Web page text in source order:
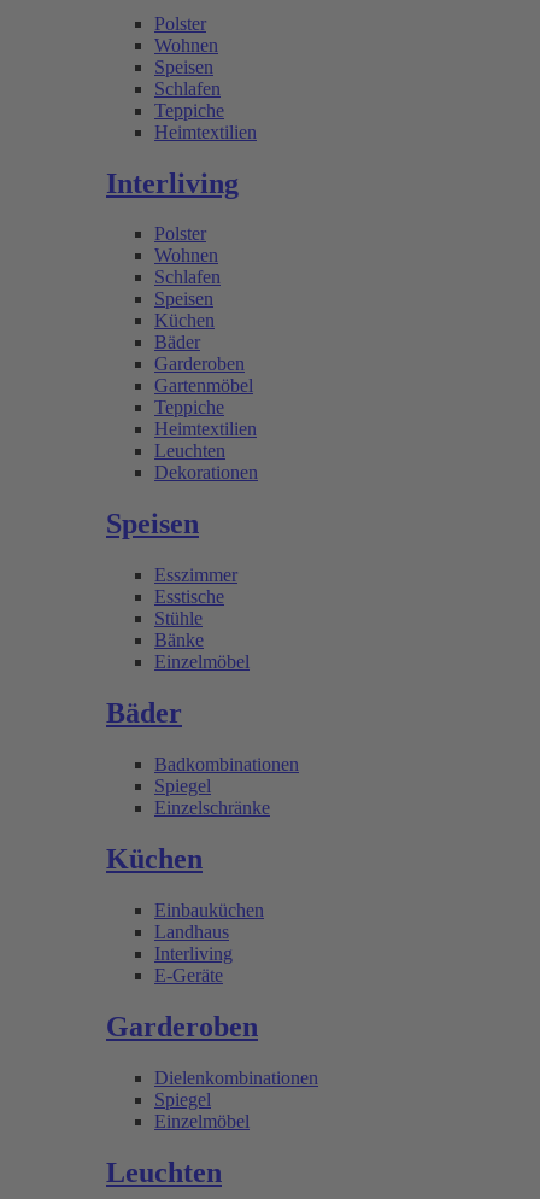
Polster
Wohnen
Speisen
Schlafen
Teppiche
Heimtextilien
Interliving
Polster
Wohnen
Schlafen
Speisen
Küchen
Bäder
Garderoben
Gartenmöbel
Teppiche
Heimtextilien
Leuchten
Dekorationen
Speisen
Esszimmer
Esstische
Stühle
Bänke
Einzelmöbel
Bäder
Badkombinationen
Spiegel
Einzelschränke
Küchen
Einbauküchen
Landhaus
Interliving
E-Geräte
Garderoben
Dielenkombinationen
Spiegel
Einzelmöbel
Leuchten